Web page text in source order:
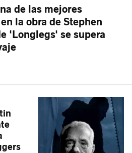
de las mejores
la obra de Stephen
'Longlegs' se supera